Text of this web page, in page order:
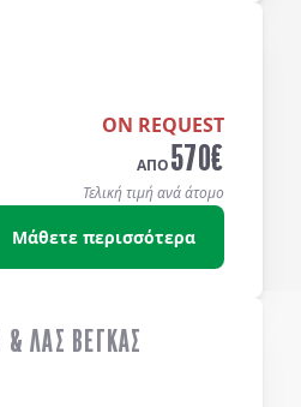
ON REQUEST
ΑΠΟ570€
Τελική τιμή ανά άτομο
Μάθετε περισσότερα
ΛΑΣ ΒΕΓΚΑΣ